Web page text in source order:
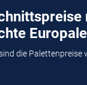
die Palettenpreise